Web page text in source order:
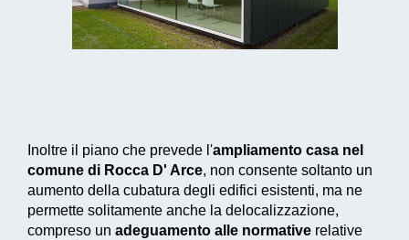
Inoltre il piano che prevede l'ampliamento casa nel
comune di Rocca D' Arce, non consente soltanto un
aumento della cubatura degli edifici esistenti, ma ne
permette solitamente anche la delocalizzazione,
compreso un adeguamento alle normative relative